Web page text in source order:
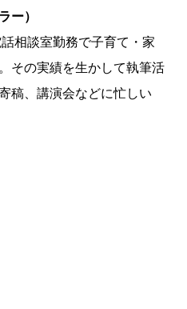
ー）
相談室勤務で子育て・家
その実績を生かして執筆活
稿、講演会などに忙しい